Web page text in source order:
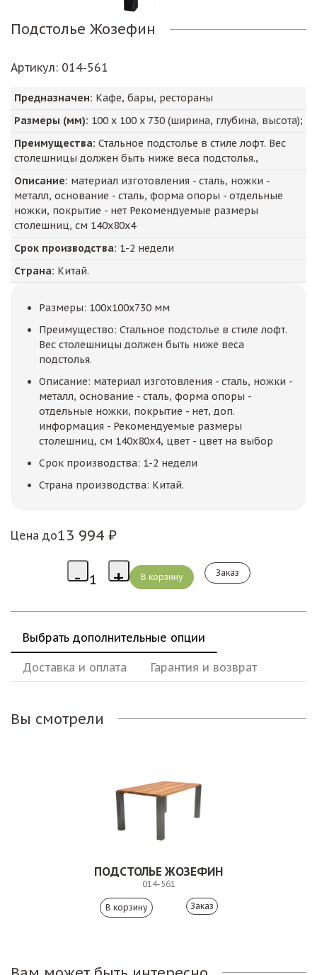
Подстолье Жозефин
Артикул: 014-561
Предназначен: Кафе, бары, рестораны
Размеры (мм): 100 х 100 х 730 (ширина, глубина, высота);
Преимущества: Стальное подстолье в стиле лофт. Вес
столешницы должен быть ниже веса подстолья.,
Описание: материал изготовления - сталь, ножки -
металл, основание - сталь, форма опоры - отдельные
ножки, покрытие - нет Рекомендуемые размеры
столешниц, см 140х80х4
Срок производства: 1-2 недели
Страна: Китай.
Размеры: 100x100x730 мм
Преимущество: Стальное подстолье в стиле лофт.
Вес столешницы должен быть ниже веса
подстолья.
Описание: материал изготовления - сталь, ножки -
металл, основание - сталь, форма опоры -
отдельные ножки, покрытие - нет, доп.
информация - Рекомендуемые размеры
столешниц, см 140х80х4, цвет - цвет на выбор
Срок производства: 1-2 недели
Страна производства: Китай.
Цена до13 994 ₽
Заказ
Выбрать дополнительные опции
Доставка и оплата Гарантия и возврат
Вы смотрели
ПОДСТОЛЬЕ ЖОЗЕФИН
014-561
Заказ